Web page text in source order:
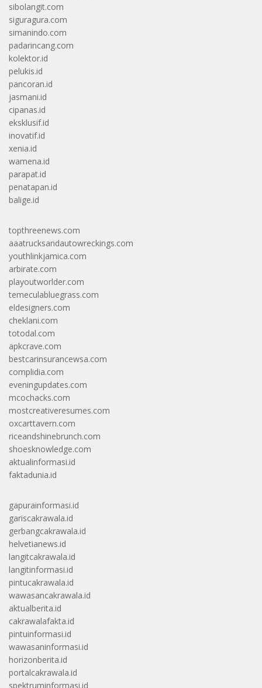
sibolangit.com
siguragura.com
simanindo.com
padarincang.com
kolektor.id
pelukis.id
pancoran.id
jasmani.id
cipanas.id
eksklusif.id
inovatif.id
xenia.id
wamena.id
parapat.id
penatapan.id
balige.id
topthreenews.com
aaatrucksandautowreckings.com
youthlinkjamica.com
arbirate.com
playoutworlder.com
temeculabluegrass.com
eldesigners.com
cheklani.com
totodal.com
apkcrave.com
bestcarinsurancewsa.com
complidia.com
eveningupdates.com
mcochacks.com
mostcreativeresumes.com
oxcarttavern.com
riceandshinebrunch.com
shoesknowledge.com
aktualinformasi.id
faktadunia.id
gapurainformasi.id
gariscakrawala.id
gerbangcakrawala.id
helvetianews.id
langitcakrawala.id
langitinformasi.id
pintucakrawala.id
wawasancakrawala.id
aktualberita.id
cakrawalafakta.id
pintuinformasi.id
wawasaninformasi.id
horizonberita.id
portalcakrawala.id
spektruminformasi.id